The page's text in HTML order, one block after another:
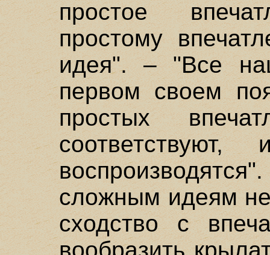
простое
простому
идея". – "Все
первом своем
простых
сложным идеям
сходство с
вообразить